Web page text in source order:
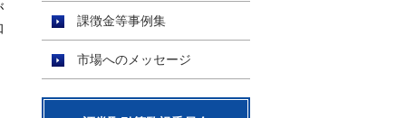
課徴金等事例集
市場へのメッセージ